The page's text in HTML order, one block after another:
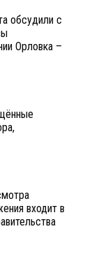
обсудили с
Орловка –
входит в